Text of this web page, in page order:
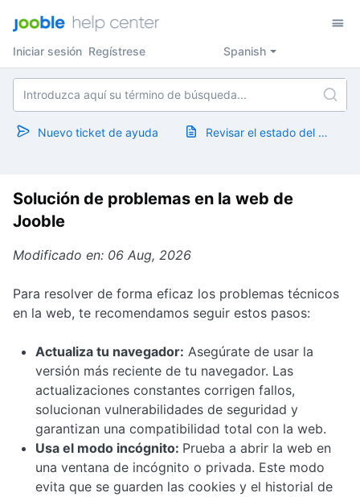
Spanish
Iniciar sesión Regístrese
Nuevo ticket de ayuda Revisar el estado del ticket
Solución de problemas en la web de
Jooble
Modificado en: 06 Aug, 2026
Para resolver de forma eficaz los problemas técnicos
en la web, te recomendamos seguir estos pasos:
Actualiza tu navegador: Asegúrate de usar la
versión más reciente de tu navegador. Las
actualizaciones constantes corrigen fallos,
solucionan vulnerabilidades de seguridad y
garantizan una compatibilidad total con la web.
Usa el modo incógnito: Prueba a abrir la web en
una ventana de incógnito o privada. Este modo
evita que se guarden las cookies y el historial de